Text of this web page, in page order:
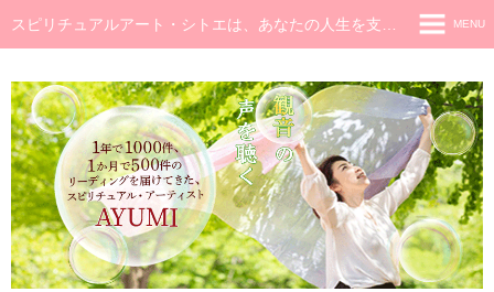
MENU
◆ごあいさつ
スピリチュアル・メッセージ
チャネラー養成講座
スピリチュアル開花レッスン
レイキヒーラー養成コース・レイキアチューメント